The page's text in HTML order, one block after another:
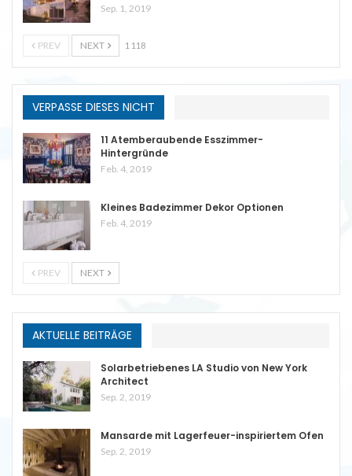
Sep. 1, 2019
PREV NEXT 1 118
VERPASSE DIESES NICHT
11 Atemberaubende Esszimmer-
Hintergründe
Feb. 4, 2019
Kleines Badezimmer Dekor Optionen
Feb. 4, 2019
PREV NEXT
AKTUELLE BEITRÄGE
Solarbetriebenes LA Studio von New York
Architect
Sep. 2, 2019
Mansarde mit Lagerfeuer-inspiriertem Ofen
Sep. 2, 2019